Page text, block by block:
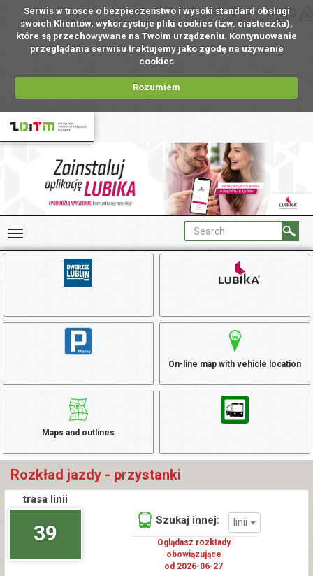
Serwis w trosce o bezpieczeństwo i wysoki standard obsługi
swoich Klientów, wykorzystuje pliki cookies (tzw. ciasteczka),
które są przechowywane na Twoim urządzeniu. Kontynuowanie
przeglądania serwisu traktujemy jako zgodę na używanie
cookies
Rozumiem
EN
On-line map with vehicle location
Maps and outlines
Rozkład jazdy - przystanki
trasa linii
39
Szukaj innej: linii
Oglądasz rozkłady
obowiązujące
od 2026-06-27